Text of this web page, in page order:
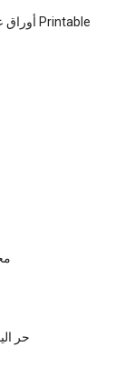
أوراق عمل الرياضيات هالوين والأنشطة Printable
2،377